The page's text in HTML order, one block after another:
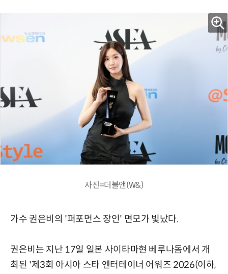
사진=더블앤(W&)
가수 권은비의 '퍼포먼스 장인' 면모가 빛났다.
권은비는 지난 17일 일본 사이타마현 베루나돔에서 개
최된 '제3회 아시아 스타 엔터테이너 어워즈 2026(이하,